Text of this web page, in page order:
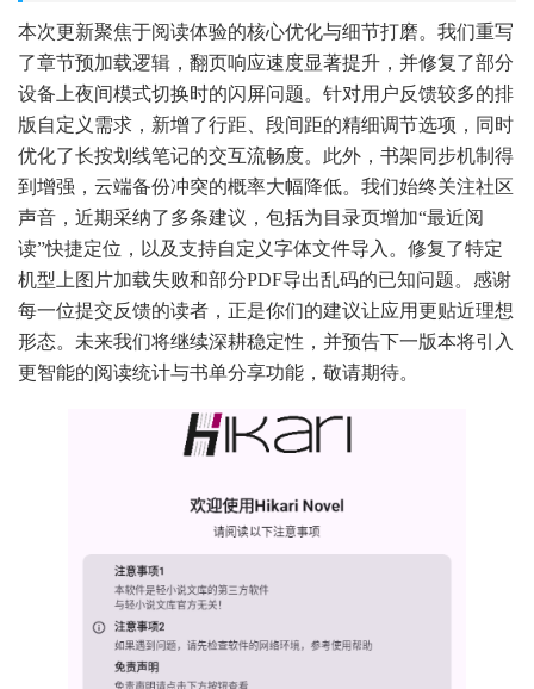
本次更新聚焦于阅读体验的核心优化与细节打磨。我们重写
了章节预加载逻辑，翻页响应速度显著提升，并修复了部分
设备上夜间模式切换时的闪屏问题。针对用户反馈较多的排
版自定义需求，新增了行距、段间距的精细调节选项，同时
优化了长按划线笔记的交互流畅度。此外，书架同步机制得
到增强，云端备份冲突的概率大幅降低。我们始终关注社区
声音，近期采纳了多条建议，包括为目录页增加“最近阅
读”快捷定位，以及支持自定义字体文件导入。修复了特定
机型上图片加载失败和部分PDF导出乱码的已知问题。感谢
每一位提交反馈的读者，正是你们的建议让应用更贴近理想
形态。未来我们将继续深耕稳定性，并预告下一版本将引入
更智能的阅读统计与书单分享功能，敬请期待。